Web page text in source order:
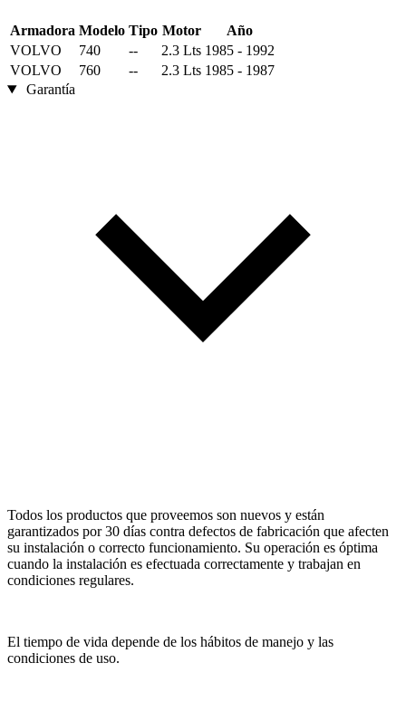
Armadora Modelo Tipo Motor
Año
VOLVO
740 -- 2.3 Lts 1985 - 1992
VOLVO
760 -- 2.3 Lts 1985 - 1987
Garantía
Todos los productos que proveemos son nuevos y están
garantizados por 30 días contra defectos de fabricación que afecten
su instalación o correcto funcionamiento. Su operación es óptima
cuando la instalación es efectuada correctamente y trabajan en
condiciones regulares.
El tiempo de vida depende de los hábitos de manejo y las
condiciones de uso.